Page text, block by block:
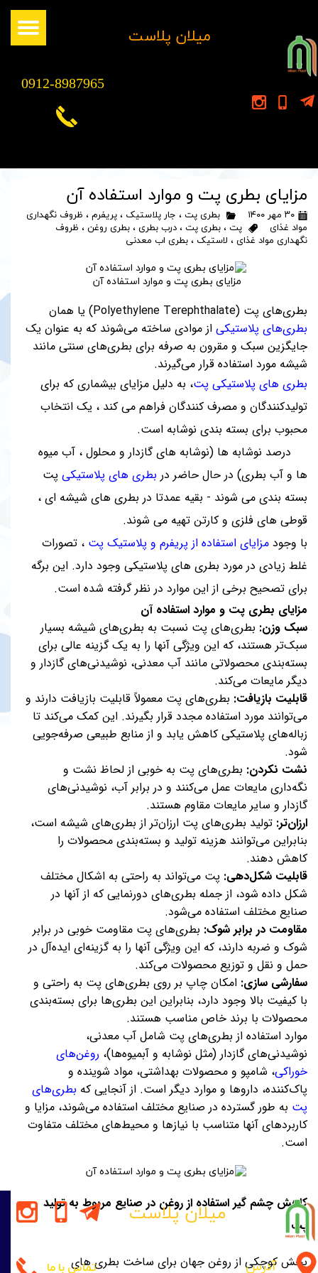
​میلان پلاست
0912-8987965
مزایای بطری پت و موارد استفاده آن
۳۰ مهر ۱۴۰۰ بطری پت ، جار پلاستیک ، پریفرم ، ظروف نگهداری
مواد غذای
پت ، بطری پت ، درب بطری ، بطری روغن ، ظروف
نگهداری مواد غذای ، لاستیک ، بطری اب معدنی
مزایای بطری پت و موارد استفاده آن
بطری‌های پت (Polyethylene Terephthalate) یا همان
بطری‌های پلاستیکی از موادی ساخته می‌شوند که به عنوان یک
جایگزین سبک و مقرون به صرفه برای بطری‌های سنتی مانند
شیشه مورد استفاده قرار می‌گیرند.
بطری های پلاستیکی پت، به دلیل مزایای بیشماری که برای
تولیدکنندگان و مصرف کنندگان فراهم می کند ، یک انتخاب
محبوب برای بسته بندی نوشابه است.
70 درصد نوشابه ها (نوشابه های گازدار و محلول ، آب میوه
ها و آب بطری) در حال حاضر در بطری های پلاستیکی پت
بسته بندی می شوند - بقیه عمدتا در بطری های شیشه ای ،
قوطی های فلزی و کارتن تهیه می شوند.
با وجود مزایای استفاده از پریفرم و پلاستیک پت ، تصورات
غلط زیادی در مورد بطری های پلاستیکی وجود دارد. این برگه
برای تصحیح برخی از این موارد در نظر گرفته شده است.
مزایای بطری پت و موارد استفاده آن
سبک وزن: بطری‌های پت نسبت به بطری‌های شیشه بسیار
سبک‌تر هستند، که این ویژگی آنها را به یک گزینه عالی برای
بسته‌بندی محصولاتی مانند آب معدنی، نوشیدنی‌های گازدار و
دیگر مایعات می‌کند.
قابلیت بازیافت: بطری‌های پت معمولاً قابلیت بازیافت دارند و
می‌توانند مورد استفاده مجدد قرار بگیرند. این کمک می‌کند تا
زباله‌های پلاستیکی کاهش یابد و از منابع طبیعی صرفه‌جویی
شود.
نشت نکردن: بطری‌های پت به خوبی از لحاظ نشت و
نگه‌داری مایعات عمل می‌کنند و در برابر آب، نوشیدنی‌های
گازدار و سایر مایعات مقاوم هستند.
ارزان‌تر: تولید بطری‌های پت ارزان‌تر از بطری‌های شیشه است،
بنابراین می‌توانند هزینه تولید و بسته‌بندی محصولات را
کاهش دهند.
قابلیت شکل‌دهی: پت می‌تواند به راحتی به اشکال مختلف
شکل داده شود، از جمله بطری‌های دورنمایی که از آنها در
صنایع مختلف استفاده می‌شود.
مقاومت در برابر شوک: بطری‌های پت مقاومت خوبی در برابر
شوک و ضربه دارند، که این ویژگی آنها را به گزینه‌ای ایده‌آل در
حمل و نقل و توزیع محصولات می‌کند.
سفارشی سازی: امکان چاپ بر روی بطری‌های پت به راحتی و
با کیفیت بالا وجود دارد، بنابراین این بطری‌ها برای بسته‌بندی
محصولات با برند خاص مناسب هستند.
موارد استفاده از بطری‌های پت شامل آب معدنی،
نوشیدنی‌های گازدار (مثل نوشابه و آبمیوه‌ها)، روغن‌های
خوراکی، شامپو و محصولات بهداشتی، مواد شوینده و
پاک‌کننده، داروها و موارد دیگر است. از آنجایی که بطری‌های
پت به طور گسترده در صنایع مختلف استفاده می‌شوند، مزایا و
کاربردهای آنها متناسب با نیازها و محیط‌های مختلف متفاوت
است.
کاهش چشم گیر استفاده از روغن در صنایع مربوط به تولید
پت
بخش کوچکی از روغن جهان برای ساخت بطری هایتماس با ما
میلان پلاست
آدرس